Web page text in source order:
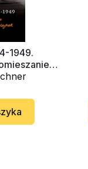
1949.
Tischner